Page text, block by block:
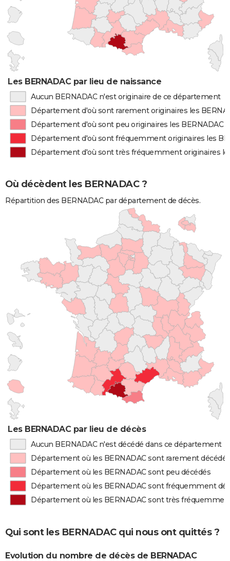
Les BERNADAC par lieu de naissance
Aucun BERNADAC n'est originaire de ce département
Département d'où sont rarement originaires les
Département d'où sont peu originaires les BERNADAC
Département d'où sont fréquemment originaires les
Département d'où sont très fréquemment originaires
Où décèdent les BERNADAC ?
Répartition des BERNADAC par département de décès.
Les BERNADAC par lieu de décès
Aucun BERNADAC n'est décédé dans ce département
Département où les BERNADAC sont rarement décédés
Département où les BERNADAC sont peu décédés
Département où les BERNADAC sont fréquemment
Département où les BERNADAC sont très
Qui sont les BERNADAC qui nous ont quittés ?
Evolution du nombre de décès de BERNADAC